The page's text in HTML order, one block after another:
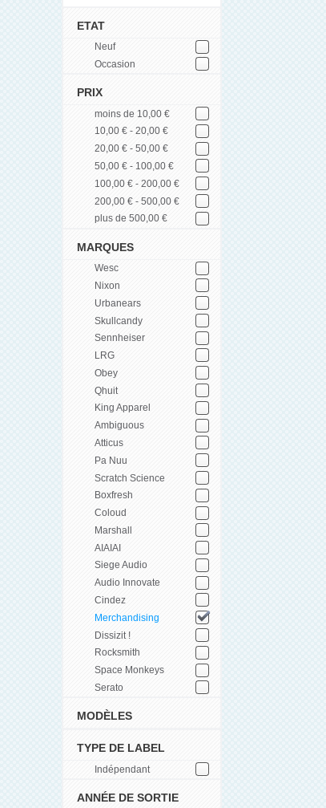
ETAT
Neuf
Occasion
PRIX
moins de 10,00 €
10,00 € - 20,00 €
20,00 € - 50,00 €
50,00 € - 100,00 €
100,00 € - 200,00 €
200,00 € - 500,00 €
plus de 500,00 €
MARQUES
Wesc
Nixon
Urbanears
Skullcandy
Sennheiser
LRG
Obey
Qhuit
King Apparel
Ambiguous
Atticus
Pa Nuu
Scratch Science
Boxfresh
Coloud
Marshall
AIAIAI
Siege Audio
Audio Innovate
Cindez
Merchandising
Dissizit !
Rocksmith
Space Monkeys
Serato
MODÈLES
TYPE DE LABEL
Indépendant
ANNÉE DE SORTIE